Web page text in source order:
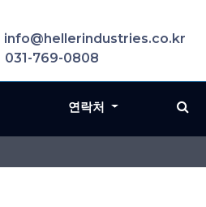
info@hellerindustries.co.kr
031-769-0808
연락처